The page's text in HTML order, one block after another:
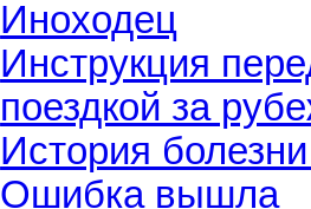
Иноходец
Инструкция
поездкой за
История
Ошибка вышла